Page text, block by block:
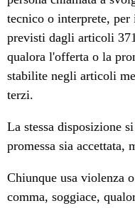
tecnico o interprete,
previsti dagli articoli
qualora l'offerta o la
stabilite negli articoli
terzi.
La stessa disposizione
promessa sia accettata,
Chiunque usa violenza
comma, soggiace,